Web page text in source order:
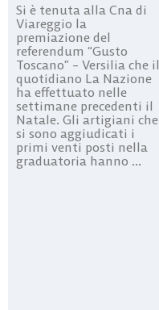
Si è tenuta alla Cna di
Viareggio la
premiazione del
referendum “Gusto
Toscano” – Versilia che il
quotidiano La Nazione
ha effettuato nelle
settimane precedenti il
Natale. Gli artigiani che
si sono aggiudicati i
primi venti posti nella
graduatoria hanno ...